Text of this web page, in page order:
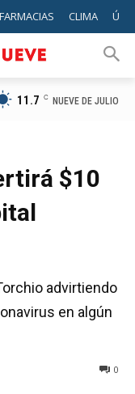
FARMACIAS CLIMA
11.7 C NUEVE DE JULIO
$10
advirtiendo
en algún
0